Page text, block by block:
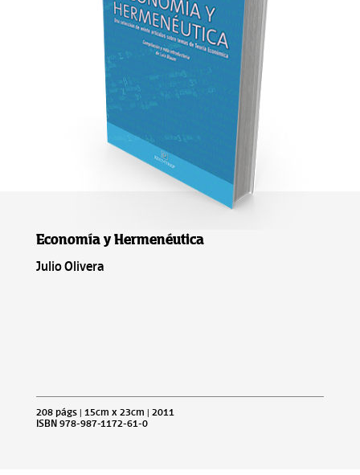
Economía y Hermenéutica
Julio Olivera
208 págs | 15cm x 23cm | 2011
ISBN 978-987-1172-61-0